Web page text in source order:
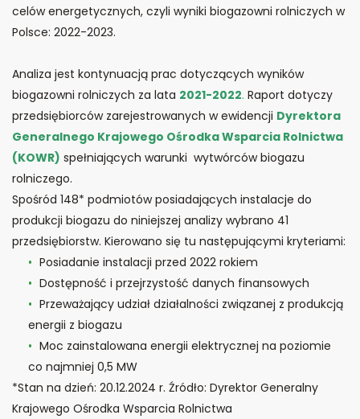
celów energetycznych, czyli wyniki biogazowni rolniczych w
Polsce: 2022-2023.
Analiza jest kontynuacją prac dotyczących wyników
biogazowni rolniczych za lata 2021-2022. Raport dotyczy
przedsiębiorców zarejestrowanych w ewidencji Dyrektora
Generalnego Krajowego Ośrodka Wsparcia Rolnictwa
(KOWR) spełniających warunki wytwórców biogazu
rolniczego.
Spośród 148* podmiotów posiadających instalacje do
produkcji biogazu do niniejszej analizy wybrano 41
przedsiębiorstw. Kierowano się tu następującymi kryteriami:
Posiadanie instalacji przed 2022 rokiem
Dostępność i przejrzystość danych finansowych
Przeważający udział działalności związanej z produkcją
energii z biogazu
Moc zainstalowana energii elektrycznej na poziomie
co najmniej 0,5 MW
*Stan na dzień: 20.12.2024 r. Źródło: Dyrektor Generalny
Krajowego Ośrodka Wsparcia Rolnictwa